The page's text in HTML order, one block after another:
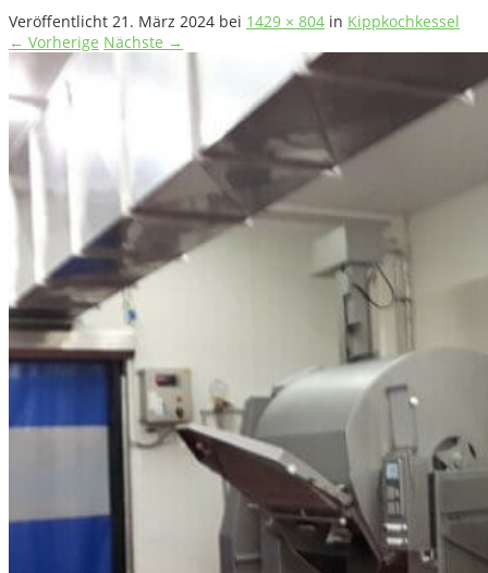
Veröffentlicht 21. März 2024 bei 1429 × 804 in Kippkochkessel
← Vorherige Nächste →